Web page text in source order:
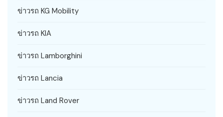
ข่าวรถ KG Mobility
ข่าวรถ KIA
ข่าวรถ Lamborghini
ข่าวรถ Lancia
ข่าวรถ Land Rover